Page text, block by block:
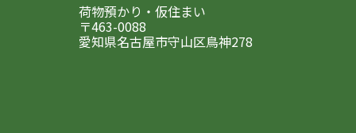
荷物預かり・仮住まい
〒463-0088
愛知県名古屋市守山区鳥神278